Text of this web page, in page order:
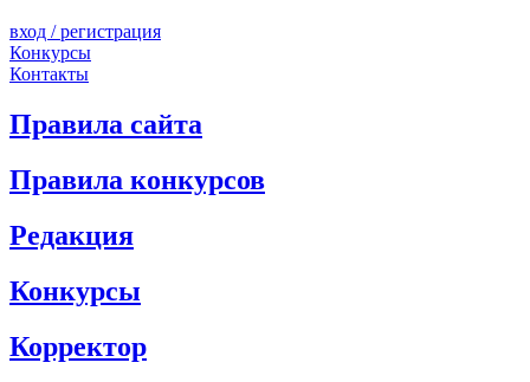
вход / регистрация
Конкурсы
Контакты
Правила сайта
Правила конкурсов
Редакция
Конкурсы
Корректор